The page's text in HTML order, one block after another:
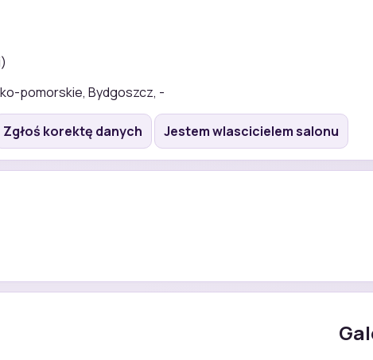
pomorskie, Bydgoszcz, -
Zgłoś korektę danych Jestem wlascicielem salonu